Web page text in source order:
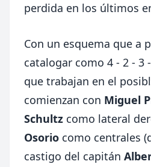
perdida en los últimos
Con un esquema que a
catalogar como 4 - 2 - 3
que trabajan en el
comienzan con Miguel
Schultz como lateral
Osorio como centrales
castigo del capitán